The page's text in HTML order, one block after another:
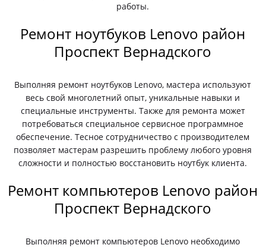
работы.
Ремонт ноутбуков Lenovo район
Проспект Вернадского
Выполняя ремонт ноутбуков Lenovo, мастера используют
весь свой многолетний опыт, уникальные навыки и
специальные инструменты. Также для ремонта может
потребоваться специальное сервисное программное
обеспечение. Тесное сотрудничество с производителем
позволяет мастерам разрешить проблему любого уровня
сложности и полностью восстановить ноутбук клиента.
Ремонт компьютеров Lenovo район
Проспект Вернадского
Выполняя ремонт компьютеров Lenovo необходимо